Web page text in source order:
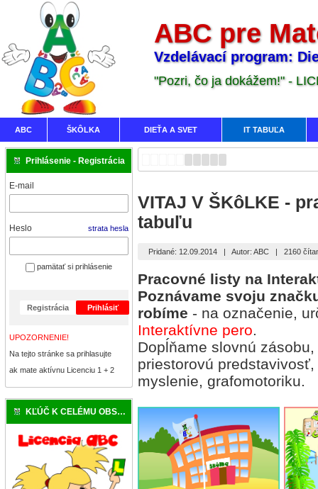
ABC pre
Vzdelávací program:
"Pozri, čo ja dokážem!" -
ABC ŠKÔLKA DIEŤA A SVET IT TABUĽA
Prihlásenie - Registrácia
E-mail
Heslo strata hesla
pamätať si prihlásenie
Registrácia Prihlásiť
UPOZORNENIE!
Na tejto stránke sa prihlasujte
ak mate aktívnu Licenciu 1 + 2
KĽÚČ K CELÉMU OBSAHU
VITAJ V ŠKôLKE -
tabuľu
Pridané: 12.09.2014 |Autor: ABC |2160
Pracovné listy na
Poznávame svoju
robíme - na označenie,
Interaktívne pero.
Dopĺňame slovnú
priestorovú
myslenie, grafomotoriku.